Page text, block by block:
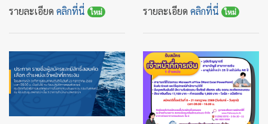
รายละเอียด คลิกที่นี่ ใหม่
รายละเอียด คลิกที่นี่ ใหม่